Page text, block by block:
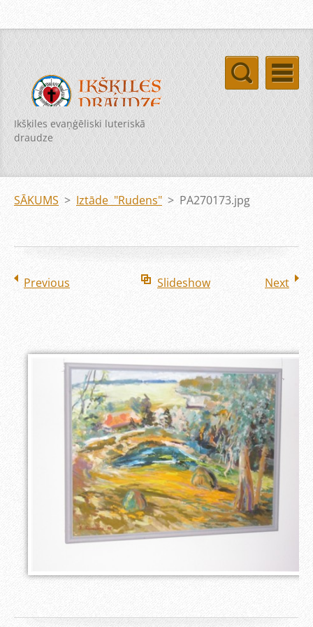
Ikšķiles evaņģēliski luteriskā
draudze
SĀKUMS > Iztāde "Rudens" > PA270173.jpg
Previous Slideshow Next